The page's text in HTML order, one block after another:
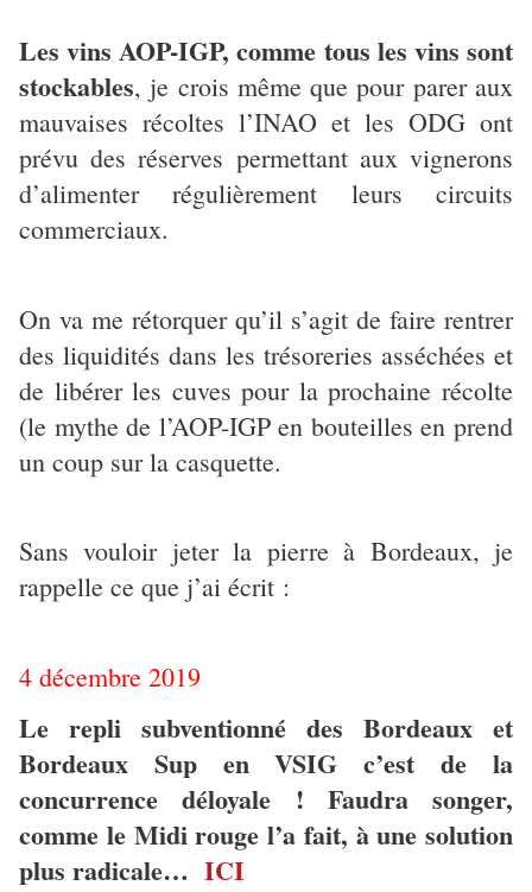
Les vins AOP-IGP, comme tous les vins sont
stockables, je crois même que pour parer aux
mauvaises récoltes l’INAO et les ODG ont
prévu des réserves permettant aux vignerons
d’alimenter régulièrement leurs circuits
commerciaux.
On va me rétorquer qu’il s’agit de faire rentrer
des liquidités dans les trésoreries asséchées et
de libérer les cuves pour la prochaine récolte
(le mythe de l’AOP-IGP en bouteilles en prend
un coup sur la casquette.
Sans vouloir jeter la pierre à Bordeaux, je
rappelle ce que j’ai écrit :
4 décembre 2019
Le repli subventionné des Bordeaux et
Bordeaux Sup en VSIG c’est de la
concurrence déloyale ! Faudra songer,
comme le Midi rouge l’a fait, à une solution
plus radicale… ICI